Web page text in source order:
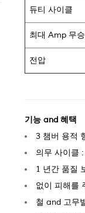
듀티 사이클
최대 Amp 무
전압
기능 and 혜택
3 챔버 용적
의무 사이클
1 년간 품질
없이 피해를
철 and 고무